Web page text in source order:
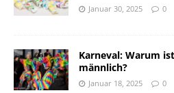
Januar 30, 2025 0
Karneval: Warum
männlich?
Januar 18, 2025 0